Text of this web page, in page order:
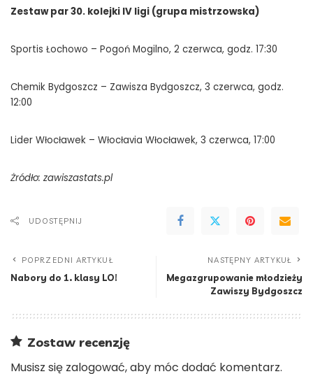
Zestaw par 30. kolejki IV ligi (grupa mistrzowska)
Sportis Łochowo – Pogoń Mogilno, 2 czerwca, godz. 17:30
Chemik Bydgoszcz – Zawisza Bydgoszcz, 3 czerwca, godz.
12:00
Lider Włocławek – Włocłavia Włocławek, 3 czerwca, 17:00
Żródło: zawiszastats.pl
UDOSTĘPNIJ
POPRZEDNI ARTYKUŁ
Nabory do 1. klasy LO!
NASTĘPNY ARTYKUŁ
Megazgrupowanie młodzieży
Zawiszy Bydgoszcz
Zostaw recenzję
Musisz się zalogować, aby móc dodać komentarz.